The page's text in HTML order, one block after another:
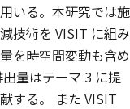
いる。本研究では施
技術を VISIT に組み
を時空間変動も含め
量はテーマ 3 に提
する。 また VISIT